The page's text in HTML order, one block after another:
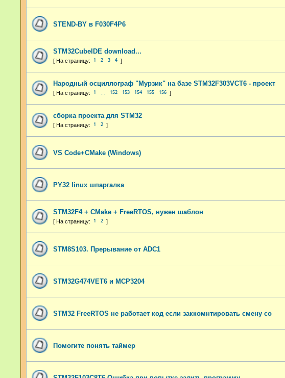
STEND-BY в F030F4P6
STM32CubeIDE download...
1 2 3 4
Народный осциллограф "Мурзик" на базе STM32F303VCT6 - проект
1 152 153 154 155 156
сборка проекта для STM32
1 2
VS Code+CMake (Windows)
PY32 linux шпаргалка
STM32F4 + CMake + FreeRTOS, нужен шаблон
1 2
STM8S103. Прерывание от ADC1
STM32G474VET6 и MCP3204
STM32 FreeRTOS не работает код если заккомнтировать смену со
Помогите понять таймер